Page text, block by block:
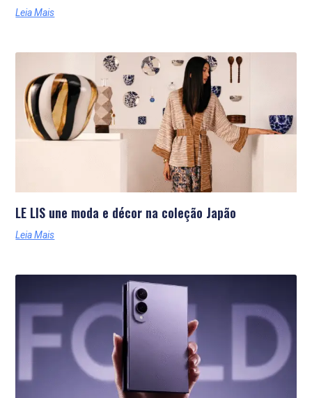
Leia Mais
LE LIS une moda e décor na coleção Japão
Leia Mais